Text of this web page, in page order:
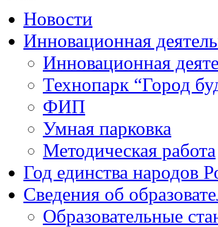
Новости
Инновационная
Инновационная
Технопарк “Город
ФИП
Умная парковка
Методическая работа
Год единства народов
Сведения об
Образовательные